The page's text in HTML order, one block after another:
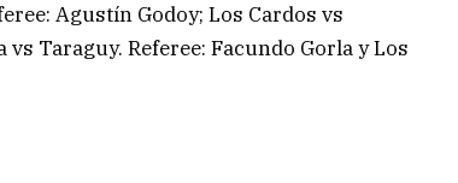
Agustín Godoy; Los Cardos vs
Taraguy. Referee: Facundo Gorla y Los